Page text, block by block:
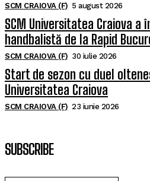
SCM CRAIOVA (F) 5 august 2026
SCM Universitatea Craiova
handbalistă de la Rapid
SCM CRAIOVA (F) 30 iulie 2026
Start de sezon cu duel
Universitatea Craiova
SCM CRAIOVA (F) 23 iunie 2026
SUBSCRIBE